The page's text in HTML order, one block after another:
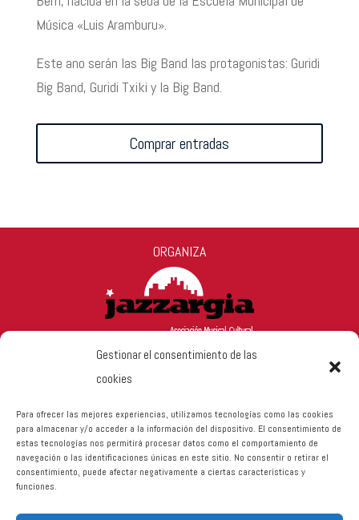
Gestionar el consentimiento de las
cookies
Para ofrecer las mejores experiencias, utilizamos tecnologías como las cookies
para almacenar y/o acceder a la información del dispositivo. El consentimiento de
estas tecnologías nos permitirá procesar datos como el comportamiento de
navegación o las identificaciones únicas en este sitio. No consentir o retirar el
consentimiento, puede afectar negativamente a ciertas características y
funciones.
Música «Luis Aramburu».
Este ano serán las Big Band las protagonistas: Guridi
Big Band, Guridi Txiki y la Big Band.
Comprar entradas
ORGANIZA